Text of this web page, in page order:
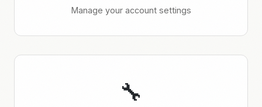
Manage your account settings
🔧